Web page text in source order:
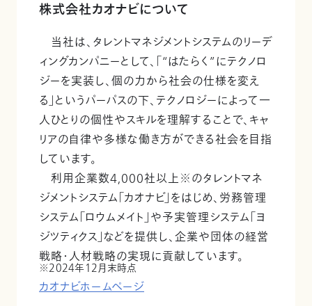
株式会社カオナビについて
当社は、タレントマネジメントシステムのリーデ
ィングカンパニーとして、「“はたらく”にテクノロ
ジーを実装し、個の力から社会の仕様を変え
る」というパーパスの下、テクノロジーによって一
人ひとりの個性やスキルを理解することで、キャ
リアの自律や多様な働き方ができる社会を目指
しています。
利用企業数4,000社以上※のタレントマネ
ジメントシステム「カオナビ」をはじめ、労務管理
システム「ロウムメイト」や予実管理システム「ヨ
ジツティクス」などを提供し、企業や団体の経営
戦略・人材戦略の実現に貢献しています。
2024年12月末時点
カオナビホームページ